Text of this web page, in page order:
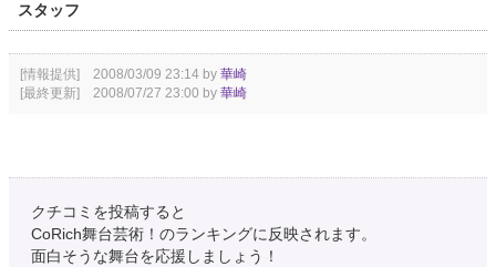
スタッフ
[情報提供] 2008/03/09 23:14 by 華崎
[最終更新] 2008/07/27 23:00 by 華崎
クチコミを投稿すると
CoRich舞台芸術！のランキングに反映されます。
面白そうな舞台を応援しましょう！